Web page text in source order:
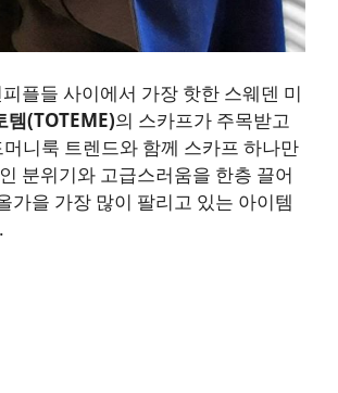
플들 사이에서 가장 핫한 스웨덴 미
템(TOTEME)의 스카프가 주목받고
니룩 트렌드와 함께 스카프 하나만
분위기와 고급스러움을 한층 끌어
가을 가장 많이 팔리고 있는 아이템